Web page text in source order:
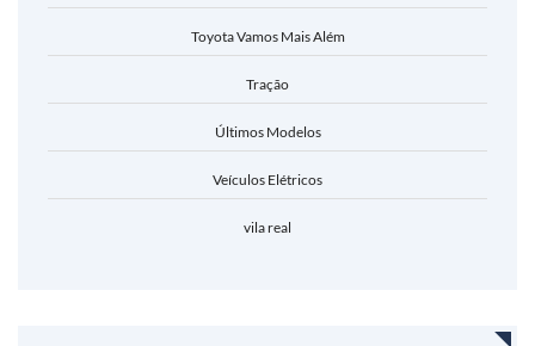
Toyota Vamos Mais Além
Tração
Últimos Modelos
Veículos Elétricos
vila real